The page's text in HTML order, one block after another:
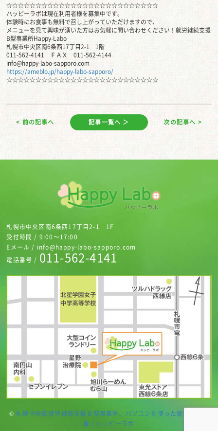
☆☆☆☆☆☆☆☆☆☆☆☆☆☆☆☆☆☆☆☆☆☆☆☆☆☆
ハッピーラボは現在利用者様を募集中です。
体験時にお食事も無料で召し上がっていただけますので、
メニューを見て興味が湧いた方はお気軽に問い合わせください！就労継続支援
B型事業所Happy-Labo
札幌市中央区南6条西17丁目2-1 1階
011-562-4141 ＦＡＸ 011-562-4144
info@happy-labo-sapporo.com
https://ameblo.jp/happy-labo-sapporo/
☆☆☆☆☆☆☆☆☆☆☆☆☆☆☆☆☆☆☆☆☆☆☆☆☆☆
< 前の記事へ 記事一覧へ ＞ 次の記事へ >
札幌市中央区南6条西17丁目2-1 1F
受付時間 / 9:00～17:00
Eメール / info@happy-labo-sapporo.com
電話番号 / 011-562-4141
©札幌中央区就労継続支援Ｂ型事業所、パソコンを使った就労継続支
援 | ハッピーラボ